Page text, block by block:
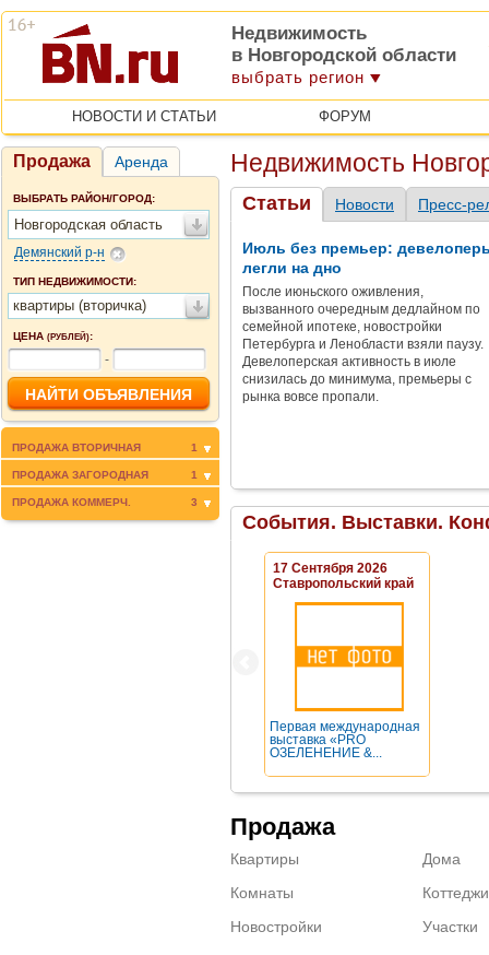
Недвижимость
в Новгородской области
выбрать регион
НОВОСТИ И СТАТЬИ ФОРУМ
Продажа Аренда
ВЫБРАТЬ РАЙОН/ГОРОД:
Новгородская область
Демянский р-н
ТИП НЕДВИЖИМОСТИ:
квартиры (вторичка)
ЦЕНА (РУБЛЕЙ):
-
ПРОДАЖА ВТОРИЧНАЯ 1
ПРОДАЖА ЗАГОРОДНАЯ 1
ПРОДАЖА КОММЕРЧ. 3
Недвижимость
Статьи Новости Пресс-
Июль без премьер:
легли на дно
После июньского оживления,
вызванного очередным дедлайном по
семейной ипотеке, новостройки
Петербурга и Ленобласти взяли паузу.
Девелоперская активность в июле
снизилась до минимума, премьеры с
рынка вовсе пропали.
События. Выставки.
17 Сентября 2026
Ставропольский край
Первая международная
выставка «PRO
ОЗЕЛЕНЕНИЕ &...
Продажа
Квартиры
Комнаты
Новостройки
Дома
Коттеджи
Участки